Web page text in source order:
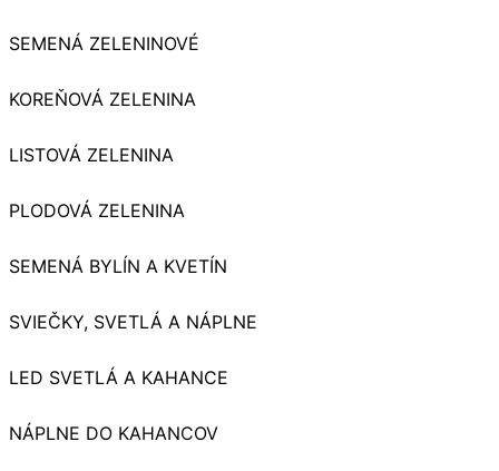
SEMENÁ ZELENINOVÉ
KOREŇOVÁ ZELENINA
LISTOVÁ ZELENINA
PLODOVÁ ZELENINA
SEMENÁ BYLÍN A KVETÍN
SVIEČKY, SVETLÁ A NÁPLNE
LED SVETLÁ A KAHANCE
NÁPLNE DO KAHANCOV